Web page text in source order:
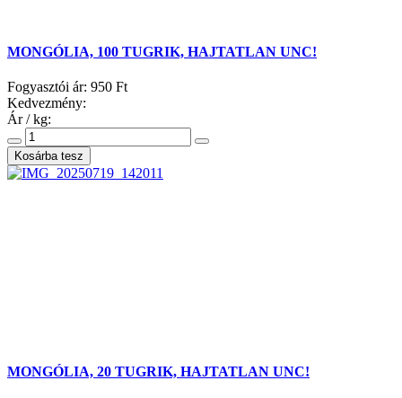
MONGÓLIA, 100 TUGRIK, HAJTATLAN UNC!
Fogyasztói ár: 950 Ft
Kedvezmény:
Ár / kg:
MONGÓLIA, 20 TUGRIK, HAJTATLAN UNC!